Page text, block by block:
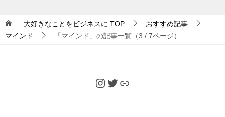
大好きなことをビジネスに TOP
おすすめ記事
マインド
「マインド」の記事一覧（3 / 7ページ）
Instagram
Twitter
Link